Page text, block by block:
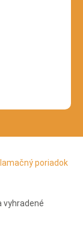
vyhradené
poriadok